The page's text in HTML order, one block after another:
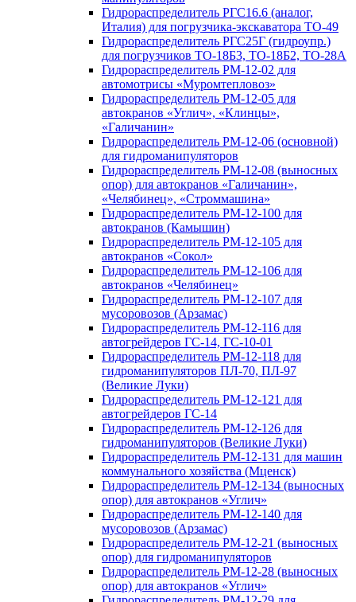
Гидрораспределитель РГС16.6 (аналог,
Италия) для погрузчика-экскаватора ТО-49
Гидрораспределитель РГС25Г (гидроупр.)
для погрузчиков ТО-18Б3, ТО-18Б2, ТО-28А
Гидрораспределитель РМ-12-02 для
автомотрисы «Муромтепловоз»
Гидрораспределитель РМ-12-05 для
автокранов «Углич», «Клинцы»,
«Галичанин»
Гидрораспределитель РМ-12-06 (основной)
для гидроманипуляторов
Гидрораспределитель РМ-12-08 (выносных
опор) для автокранов «Галичанин»,
«Челябинец», «Строммашина»
Гидрораспределитель РМ-12-100 для
автокранов (Камышин)
Гидрораспределитель РМ-12-105 для
автокранов «Сокол»
Гидрораспределитель РМ-12-106 для
автокранов «Челябинец»
Гидрораспределитель РМ-12-107 для
мусоровозов (Арзамас)
Гидрораспределитель РМ-12-116 для
автогрейдеров ГС-14, ГС-10-01
Гидрораспределитель РМ-12-118 для
гидроманипуляторов ПЛ-70, ПЛ-97
(Великие Луки)
Гидрораспределитель РМ-12-121 для
автогрейдеров ГС-14
Гидрораспределитель РМ-12-126 для
гидроманипуляторов (Великие Луки)
Гидрораспределитель РМ-12-131 для машин
коммунального хозяйства (Мценск)
Гидрораспределитель РМ-12-134 (выносных
опор) для автокранов «Углич»
Гидрораспределитель РМ-12-140 для
мусоровозов (Арзамас)
Гидрораспределитель РМ-12-21 (выносных
опор) для гидроманипуляторов
Гидрораспределитель РМ-12-28 (выносных
опор) для автокранов «Углич»